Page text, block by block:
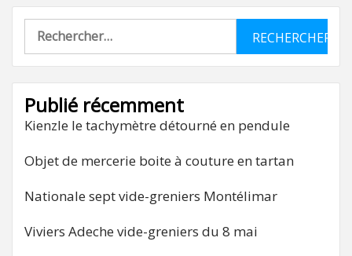
Rechercher :
Publié récemment
Kienzle le tachymètre détourné en pendule
Objet de mercerie boite à couture en tartan
Nationale sept vide-greniers Montélimar
Viviers Adeche vide-greniers du 8 mai